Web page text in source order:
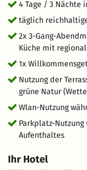
Strände von Renesse
und ideal für Natur- und
für ein
naturverbundenen
eine stilvolle Auszeit
der Niederlande.
4 Tage / 3 Nächte
täglich
2x 3-Gang-
Küche mit
1x
Nutzung der
grüne Natur
Wlan-Nutzung
Parkplatz-
Aufenthaltes
Ihr Hotel